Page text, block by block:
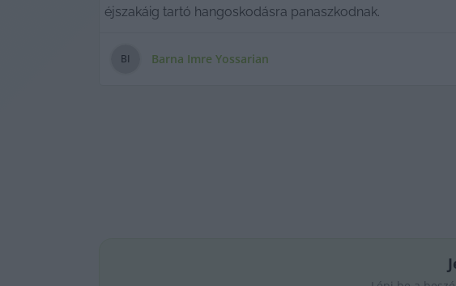
éjszakáig tartó hangoskodásra panaszkodnak.
BI Barna Imre Yossarian